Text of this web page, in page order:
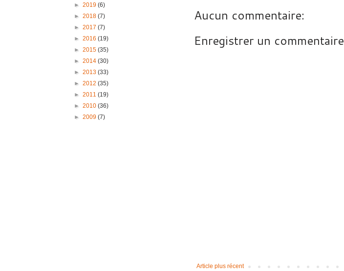
Aucun commentaire:
Enregistrer un commentaire
Article plus récent
► 2019 (6)
► 2018 (7)
► 2017 (7)
► 2016 (19)
► 2015 (35)
► 2014 (30)
► 2013 (33)
► 2012 (35)
► 2011 (19)
► 2010 (36)
► 2009 (7)